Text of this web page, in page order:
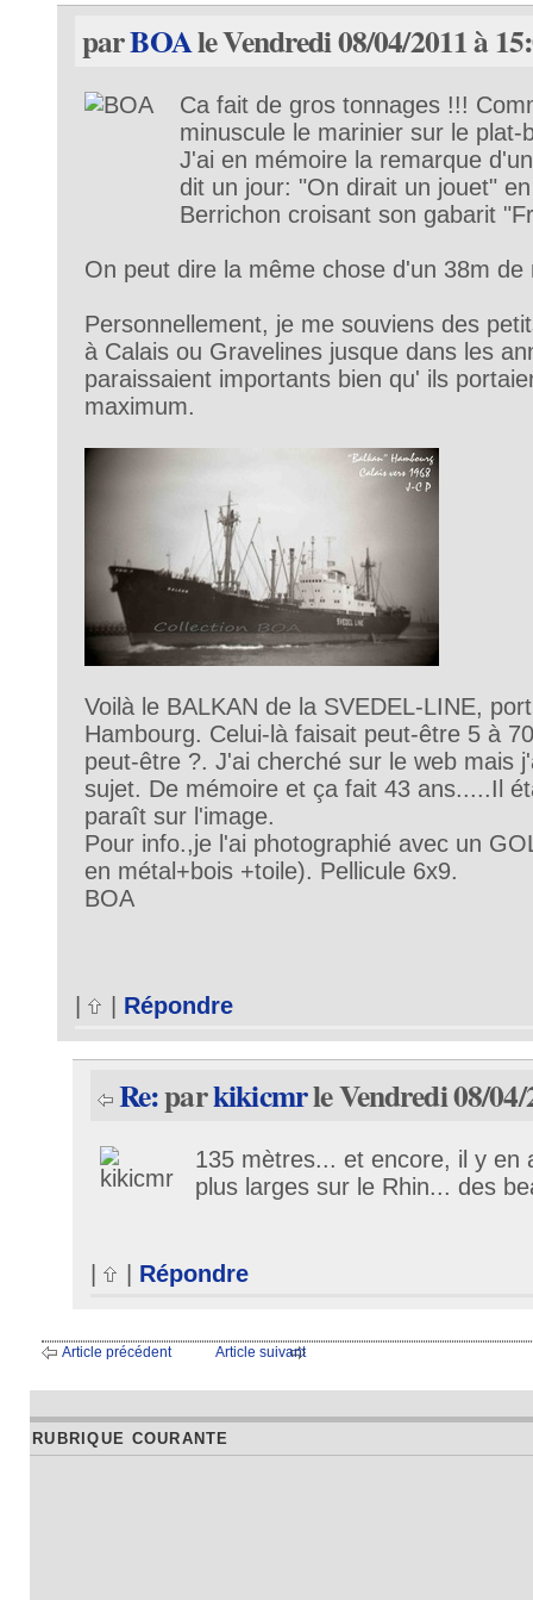
parBOAle Vendredi 08/04/2011 à
Ca fait de gros tonnages !!!
minuscule le marinier sur le plat-
J'ai en mémoire la remarque
dit un jour: "On dirait un jouet"
Berrichon croisant son gabarit
On peut dire la même chose d'un 38m de
Personnellement, je me souviens des
à Calais ou Gravelines jusque dans les
paraissaient importants bien qu' ils
maximum.
Voilà le BALKAN de la SVEDEL-LINE,
Hambourg. Celui-là faisait peut-être 5 à
peut-être ?. J'ai cherché sur le web mais
sujet. De mémoire et ça fait 43 ans.....Il
paraît sur l'image.
Pour info.,je l'ai photographié avec un
en métal+bois +toile). Pellicule 6x9.
BOA
Répondre
Re:parkikicmrle Vendredi 08/
135 mètres... et encore, il y en
plus larges sur le Rhin... des
Répondre
Article précédent Article suivant
RUBRIQUE COURANTE